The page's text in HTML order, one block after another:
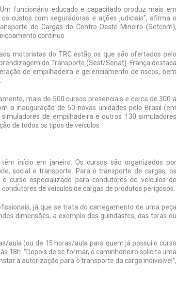
funcionário educado e capacitado produz mais em
custos com seguradoras e ações judiciais”, afirma o
de Cargas do Centro-Oeste Mineiro (Setcom),
contínuo.
motoristas do TRC estão os que são ofertados pelo
do Transporte (Sest/Senat). França destaca
de empilhadeira e gerenciamento de riscos, bem
mais de 500 cursos presenciais e cerca de 300 a
a inauguração de 50 novas unidades pelo Brasil (em
de empilhadeira e outros 130 simuladores
de todos os tipos de veículos.
início em janeiro. Os cursos são organizados por
social e transporte. Para o transporte de cargas, os
curso especializado para condutores de veículos de
de veículos de cargas de produtos perigosos.
já que se trata do carregamento de uma peça
dimensões, a exemplo dos guindastes, das toras ou
aula (ou de 15 horas/aula para quem já possui o curso
18h. “Depois de se formar, o caminhoneiro solicita uma
a autorização para o transporte da carga indivisível”,